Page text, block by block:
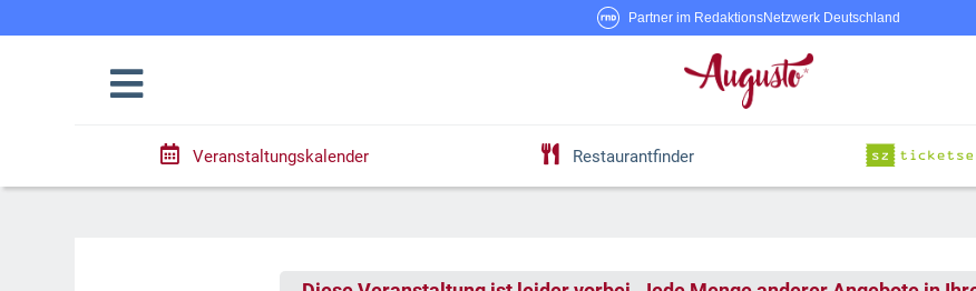
Partner im RedaktionsNetzwerk Deutschland
Veranstaltungskalender Restaurantfinder